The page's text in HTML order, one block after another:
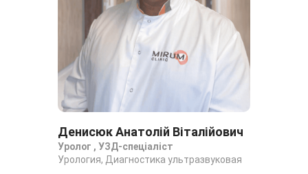
Денисюк Анатолій Віталійович
Уролог , УЗД-спеціаліст
Урология, Диагностика ультразвуковая